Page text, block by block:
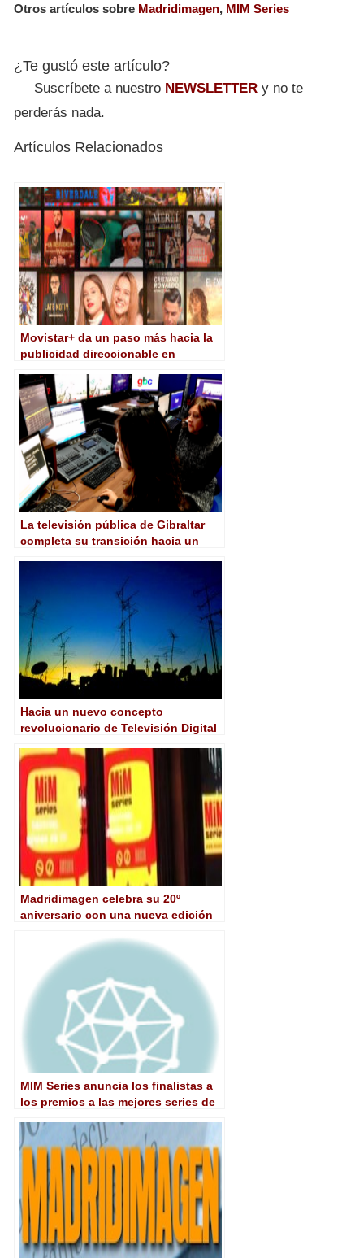
Otros artículos sobre Madridimagen, MIM Series
¿Te gustó este artículo?
Suscríbete a nuestro NEWSLETTER y no te
perderás nada.
Artículos Relacionados
Movistar+ da un paso más hacia la
publicidad direccionable en
La televisión pública de Gibraltar
completa su transición hacia un
Hacia un nuevo concepto
revolucionario de Televisión Digital
Madridimagen celebra su 20º
aniversario con una nueva edición
MIM Series anuncia los finalistas a
los premios a las mejores series de